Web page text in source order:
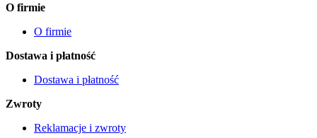
O firmie
O firmie
Dostawa i płatność
Dostawa i płatność
Zwroty
Reklamacje i zwroty